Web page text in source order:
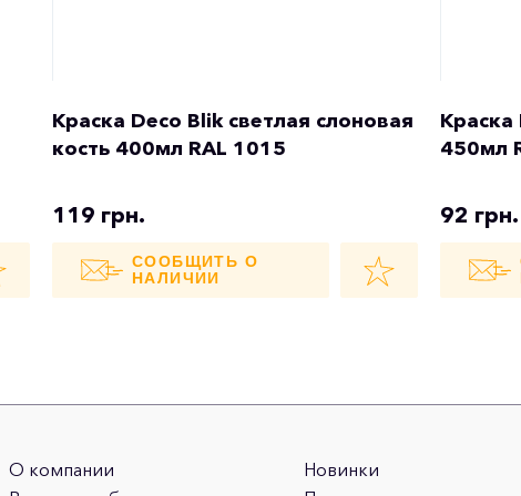
Краска Deco Blik светлая слоновая
кость 400мл RAL 1015
119 грн.
СООБЩИТЬ О
НАЛИЧИИ
Краска
450мл
92 грн.
О компании
Новинки